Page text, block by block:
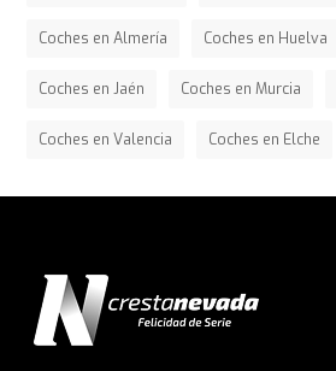
Coches en Almería Coches en Huelva
Coches en Jaén Coches en Murcia
Coches en Valencia Coches en Elche